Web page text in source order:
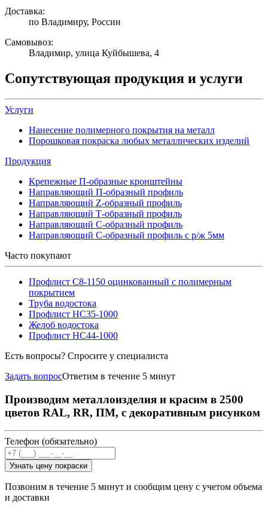
Доставка:
по Владимиру, России
Самовывоз:
Владимир, улица Куйбышева, 4
Сопутствующая продукция и услуги
Услуги
Нанесение полимерного покрытия на металл
Порошковая покраска любых металлических изделий
Продукция
Крепежные П-образные кронштейны
Направляющий П-образный профиль
Направляющий Z-образный профиль
Направляющий Т-образный профиль
Направляющий С-образный профиль
Направляющий С-образный профиль с р/ж 5мм
Часто покупают
Профлист С8-1150 оцинкованный с полимерным
покрытием
Труба водостока
Профлист НС35-1000
Желоб водостока
Профлист НС44-1000
Есть вопросы? Спросите у специалиста
Задать вопросОтветим в течение 5 минут
Производим металлоизделия и красим в 2500
цветов RAL, RR, ПМ, с декоративным рисунком
Телефон (обязательно)
Узнать цену покраски
Позвоним в течение 5 минут и сообщим цену с учетом объема
и доставки